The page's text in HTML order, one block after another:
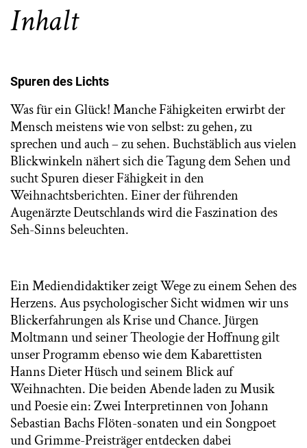
Inhalt
Spuren des Lichts
Was für ein Glück! Manche Fähigkeiten erwirbt der
Mensch meistens wie von selbst: zu gehen, zu
sprechen und auch – zu sehen. Buchstäblich aus vielen
Blickwinkeln nähert sich die Tagung dem Sehen und
sucht Spuren dieser Fähigkeit in den
Weihnachtsberichten. Einer der führenden
Augenärzte Deutschlands wird die Faszination des
Seh-Sinns beleuchten.
Ein Mediendidaktiker zeigt Wege zu einem Sehen des
Herzens. Aus psychologischer Sicht widmen wir uns
Blickerfahrungen als Krise und Chance. Jürgen
Moltmann und seiner Theologie der Hoffnung gilt
unser Programm ebenso wie dem Kabarettisten
Hanns Dieter Hüsch und seinem Blick auf
Weihnachten. Die beiden Abende laden zu Musik
und Poesie ein: Zwei Interpretinnen von Johann
Sebastian Bachs Flöten-sonaten und ein Songpoet
und Grimme-Preisträger entdecken dabei